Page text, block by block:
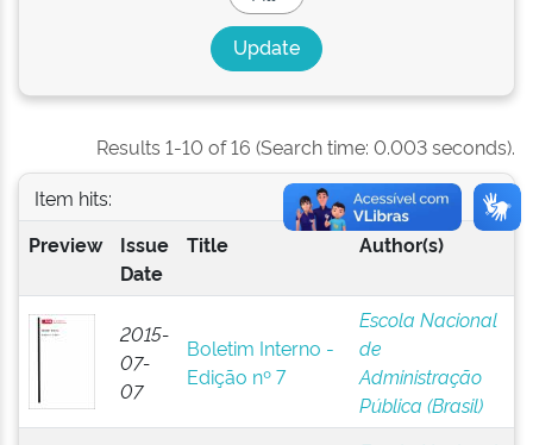
Results 1-10 of 16 (Search time: 0.003 seconds).
Item hits:
Preview
Issue
Date
Title Author(s)
2015-
07-
07
Boletim Interno -
Edição nº 7
Escola Nacional
de
Administração
Pública (Brasil)